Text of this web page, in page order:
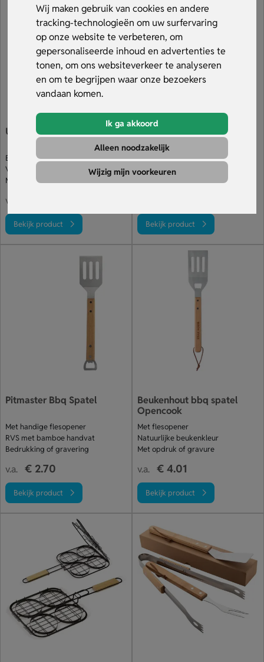
Wij maken gebruik van cookies en andere
tracking-technologieën om uw surfervaring
op onze website te verbeteren, om
gepersonaliseerde inhoud en advertenties te
tonen, om ons websiteverkeer te analyseren
en om te begrijpen waar onze bezoekers
vandaan komen.
Ik ga akkoord
Alleen noodzakelijk
Wijzig mijn voorkeuren
heb je het perfecte cadeau of geschenk voor in de zomer.
Ook voor een kleine oplage van 3 stuks of een snelle
levering van 5 werkdagen ben je bij ons aan het juiste
adres. Bekijk ons assortiment.
Uittrekbare BBQ aansteker
Elektrisch met uittrekbare hals
Verkrijgbaar in het wit of zwart
Met opdruk op het handvat
v.a.
Bekijk product
Met vergrendeling & ophangoog
Van RVS met bamboe details
Opdruk of gravure op handgreep
Bekijk product
Pitmaster Bbq Spatel
Met handige flesopener
RVS met bamboe handvat
Bedrukking of gravering
v.a. € 2.70
Bekijk product
Beukenhout bbq spatel
Opencook
Met flesopener
Natuurlijke beukenkleur
Met opdruk of gravure
v.a. € 4.01
Bekijk product